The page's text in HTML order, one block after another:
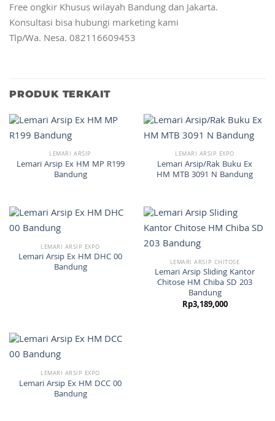
Free ongkir Khusus wilayah Bandung dan Jakarta.
Konsultasi bisa hubungi marketing kami
Tlp/Wa. Nesa. 082116609453
PRODUK TERKAIT
LEMARI ARSIP
Lemari Arsip Ex HM MP R199
Bandung
LEMARI ARSIP EXPO
Lemari Arsip/Rak Buku Ex
HM MTB 3091 N Bandung
LEMARI ARSIP EXPO
Lemari Arsip Ex HM DHC 00
Bandung LEMARI ARSIP CHITOSE
Lemari Arsip Sliding Kantor
Chitose HM Chiba SD 203
Bandung
Rp3,189,000
LEMARI ARSIP EXPO
Lemari Arsip Ex HM DCC 00
Bandung